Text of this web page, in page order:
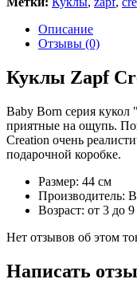
Описание
Отзывы (0)
Куклы Zapf
Baby Born серия
приятные на ощупь.
Creation очень
подарочной коробке.
Размер: 44 см
Производитель:
Возраст: от 3 до 9
Нет отзывов об этом
Написать